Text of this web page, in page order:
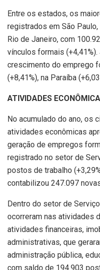
Entre os estados, os
registrados em São
Rio de Janeiro, com
vínculos formais
crescimento do emprego
(+8,41%), na Paraíba
ATIVIDADES
No acumulado do ano, os
atividades econômicas
geração de empregos
registrado no setor de
postos de trabalho
contabilizou 247.097
Dentro do setor de
ocorreram nas atividades
atividades financeiras,
administrativas, que
administração pública,
com saldo de 194.903